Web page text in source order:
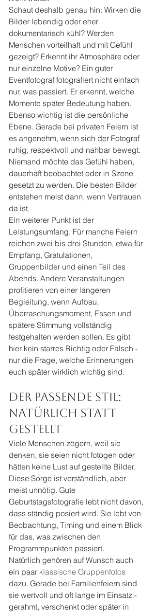
Schaut deshalb genau hin: Wirken die
Bilder lebendig oder eher
dokumentarisch kühl? Werden
Menschen vorteilhaft und mit Gefühl
gezeigt? Erkennt ihr Atmosphäre oder
nur einzelne Motive? Ein guter
Eventfotograf fotografiert nicht einfach
nur, was passiert. Er erkennt, welche
Momente später Bedeutung haben.
Ebenso wichtig ist die persönliche
Ebene. Gerade bei privaten Feiern ist
es angenehm, wenn sich der Fotograf
ruhig, respektvoll und nahbar bewegt.
Niemand möchte das Gefühl haben,
dauerhaft beobachtet oder in Szene
gesetzt zu werden. Die besten Bilder
entstehen meist dann, wenn Vertrauen
da ist.
Ein weiterer Punkt ist der
Leistungsumfang. Für manche Feiern
reichen zwei bis drei Stunden, etwa für
Empfang, Gratulationen,
Gruppenbilder und einen Teil des
Abends. Andere Veranstaltungen
profitieren von einer längeren
Begleitung, wenn Aufbau,
Überraschungsmoment, Essen und
spätere Stimmung vollständig
festgehalten werden sollen. Es gibt
hier kein starres Richtig oder Falsch -
nur die Frage, welche Erinnerungen
euch später wirklich wichtig sind.
Der passende Stil:
natürlich statt
gestellt
Viele Menschen zögern, weil sie
denken, sie seien nicht fotogen oder
hätten keine Lust auf gestellte Bilder.
Diese Sorge ist verständlich, aber
meist unnötig. Gute
Geburtstagsfotografie lebt nicht davon,
dass ständig posiert wird. Sie lebt von
Beobachtung, Timing und einem Blick
für das, was zwischen den
Programmpunkten passiert.
Natürlich gehören auf Wunsch auch
ein paar klassische Gruppenfotos
dazu. Gerade bei Familienfeiern sind
sie wertvoll und oft lange im Einsatz -
gerahmt, verschenkt oder später in